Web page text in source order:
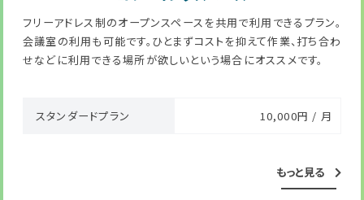
フリーアドレス制のオープンスペースを共用で利用できるプラン。
会議室の利用も可能です。ひとまずコストを抑えて作業、打ち合わ
せなどに利用できる場所が欲しいという場合にオススメです。
スタンダードプラン 10,000円 / 月
もっと見る